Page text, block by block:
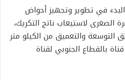
في تطوير وتجهيز أحواض
الصغرى لاستيعاب ناتج التكريك،
التوسعة والتعميق من الكيلو متر
متر ١٦٢ ترقيم قناة بالقطاع الجنوبي لقناة